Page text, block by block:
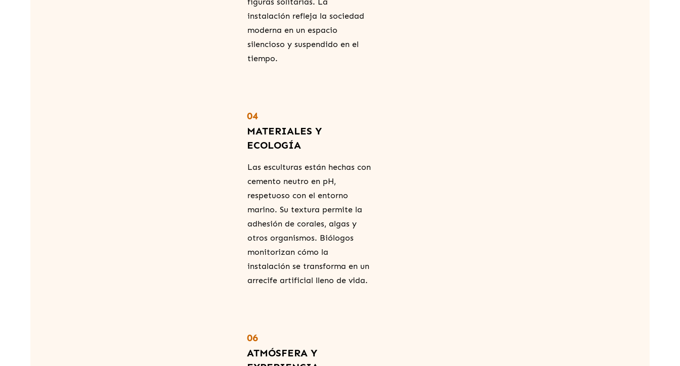
instalación refleja la sociedad
moderna en un espacio
silencioso y suspendido en el
tiempo.
04
MATERIALES Y
ECOLOGÍA
Las esculturas están hechas con
cemento neutro en pH,
respetuoso con el entorno
marino. Su textura permite la
adhesión de corales, algas y
otros organismos. Biólogos
monitorizan cómo la
instalación se transforma en un
arrecife artificial lleno de vida.
06
ATMÓSFERA Y